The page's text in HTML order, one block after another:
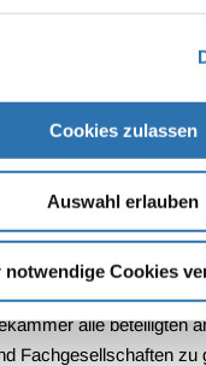
Cookies zulassen
Auswahl erlauben
notwendige Cookies
merken einige Verbände
als auf
nicht ersichtlich
gilt es
weitere
wird die
alle beteiligten
Fachgesellschaften zu